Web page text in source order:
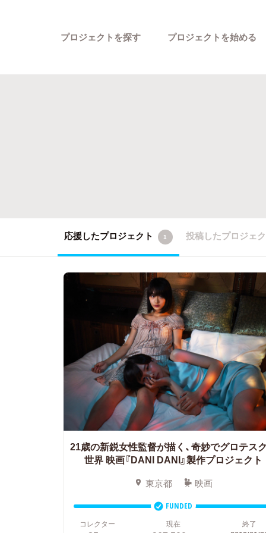
プロジェクトを探す プロジェクトを始める
応援したプロジェクト 1 投稿したプロジェ
21歳の新鋭女性監督が描く、奇妙でグロテス
世界映画『DANI DANI』製作プロジェクト
東京都 映画
FUNDED
コレクター
現在 終了